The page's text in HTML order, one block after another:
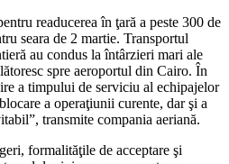
readucerea în ţară a peste 300 de
seara de 2 martie. Transportul
au condus la întârzieri mari ale
spre aeroportul din Cairo. În
a timpului de serviciu al echipajelor
a operaţiunii curente, dar şi a
transmite compania aeriană.
formalităţile de acceptare şi